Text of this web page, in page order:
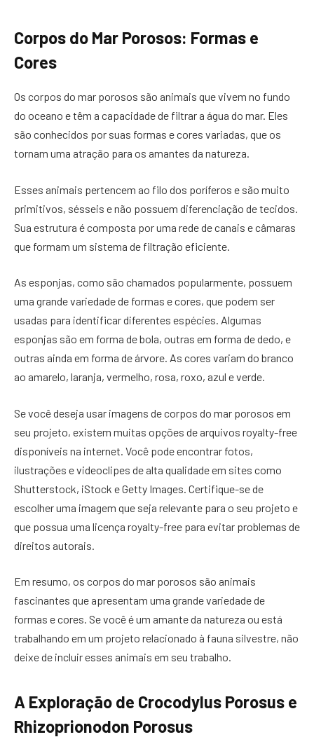
Corpos do Mar Porosos: Formas e
Cores
Os corpos do mar porosos são animais que vivem no fundo
do oceano e têm a capacidade de filtrar a água do mar. Eles
são conhecidos por suas formas e cores variadas, que os
tornam uma atração para os amantes da natureza.
Esses animais pertencem ao filo dos poríferos e são muito
primitivos, sésseis e não possuem diferenciação de tecidos.
Sua estrutura é composta por uma rede de canais e câmaras
que formam um sistema de filtração eficiente.
As esponjas, como são chamados popularmente, possuem
uma grande variedade de formas e cores, que podem ser
usadas para identificar diferentes espécies. Algumas
esponjas são em forma de bola, outras em forma de dedo, e
outras ainda em forma de árvore. As cores variam do branco
ao amarelo, laranja, vermelho, rosa, roxo, azul e verde.
Se você deseja usar imagens de corpos do mar porosos em
seu projeto, existem muitas opções de arquivos royalty-free
disponíveis na internet. Você pode encontrar fotos,
ilustrações e videoclipes de alta qualidade em sites como
Shutterstock, iStock e Getty Images. Certifique-se de
escolher uma imagem que seja relevante para o seu projeto e
que possua uma licença royalty-free para evitar problemas de
direitos autorais.
Em resumo, os corpos do mar porosos são animais
fascinantes que apresentam uma grande variedade de
formas e cores. Se você é um amante da natureza ou está
trabalhando em um projeto relacionado à fauna silvestre, não
deixe de incluir esses animais em seu trabalho.
A Exploração de Crocodylus Porosus e
Rhizoprionodon Porosus